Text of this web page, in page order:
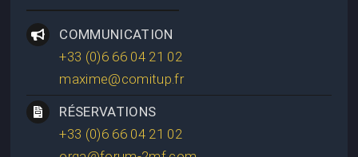
COMMUNICATION
+33 (0)6 66 04 21 02
maxime@comitup.fr
RÉSERVATIONS
+33 (0)6 66 04 21 02